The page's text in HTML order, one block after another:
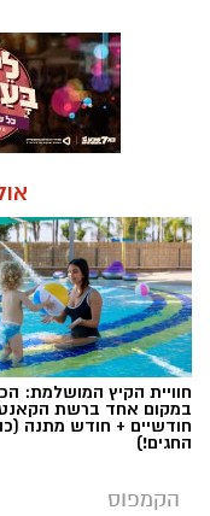
חוויית הקיץ המושלמת:
במקום אחד ברשת
חודשיים + חודש מתנה
החגים!)
הקמפוס